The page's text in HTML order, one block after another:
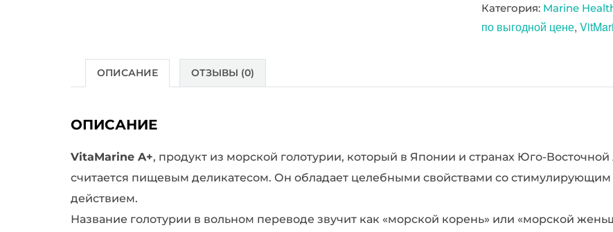
A+
продукт
голотурии
-
Марине
vita
Категория: Marine
по выгодной цене,
ОПИСАНИЕ ОТЗЫВЫ (0)
ОПИСАНИЕ
VitaMarine A+, продукт из морской голотурии, который в Японии и странах Юго-
считается пищевым деликатесом. Он обладает целебными свойствами со
действием.
Название голотурии в вольном переводе звучит как «морской корень» или «морской